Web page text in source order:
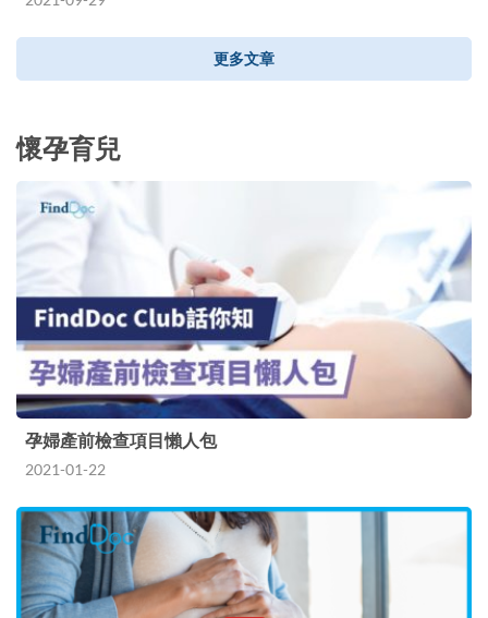
更多文章
懷孕育兒
孕婦產前檢查項目懶人包
2021-01-22